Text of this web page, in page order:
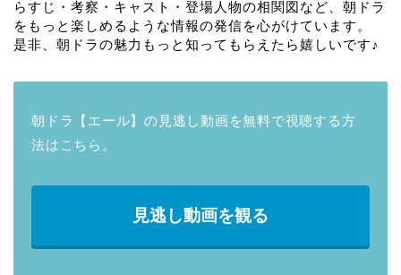
らすじ・考察・キャスト・登場人物の相関図など、朝ドラ
をもっと楽しめるような情報の発信を心がけています。
是非、朝ドラの魅力もっと知ってもらえたら嬉しいです♪
朝ドラ【エール】の見逃し動画を無料で視聴する方
法はこちら。
見逃し動画を観る